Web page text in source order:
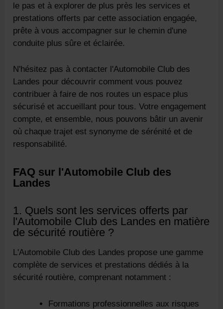
le pas et à explorer de plus près les services et
prestations offerts par cette association engagée,
prête à vous accompagner sur le chemin d'une
conduite plus sûre et éclairée.
N'hésitez pas à contacter l'Automobile Club des
Landes pour découvrir comment vous pouvez
contribuer à faire de nos routes un espace plus
sécurisé et accueillant pour tous. Votre engagement
compte, et ensemble, nous pouvons bâtir un avenir
où chaque trajet est synonyme de sérénité et de
responsabilité.
FAQ sur l'Automobile Club des
Landes
1. Quels sont les services offerts par
l'Automobile Club des Landes en matière
de sécurité routière ?
L'Automobile Club des Landes propose une gamme
complète de services et prestations dédiés à la
sécurité routière, comprenant notamment :
Formations professionnelles aux risques